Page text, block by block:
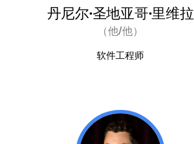
丹尼尔·圣地亚哥·里维拉
（他/他）
软件工程师